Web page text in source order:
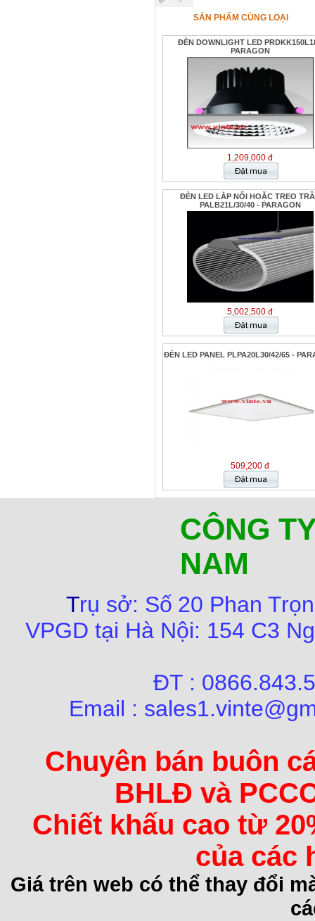
SẢN PHẨM CÙNG LOẠI
ĐÈN DOWNLIGHT LED
PARAGON
1,209,000 đ
ĐÈN LED LẮP NỔI HOẶC TREO
PALB21L/30/40 - PARAGON
5,002,500 đ
ĐÈN LED PANEL PLPA20L30/42/65 -
509,200 đ
CÔNG
NAM
Trụ sở: Số 20 Phan
VPGD tại Hà Nội: 154 C3
ĐT :
Email :
Chuyên bán buôn
BHLĐ và
Chiết khấu cao từ
của các
Giá trên web có thể thay đổi